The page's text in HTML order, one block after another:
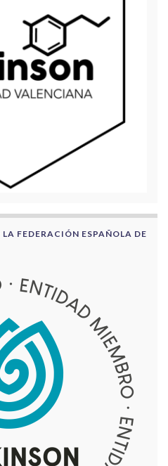
FEDERACIÓN ESPAÑOLA DE